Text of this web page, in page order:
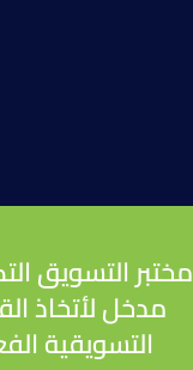
مختبر التسويق
مدخل لأتخاذ
التسويقية